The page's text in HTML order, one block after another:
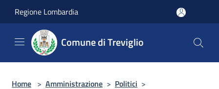
Regione Lombardia
Comune di Treviglio
Home > Amministrazione > Politici >